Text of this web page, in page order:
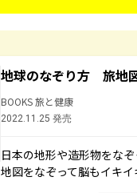
地球のなぞり方 旅地
BOOKS 旅と健康
2022.11.25 発売
日本の地形や造形物をな
地図をなぞって脳もイキイ